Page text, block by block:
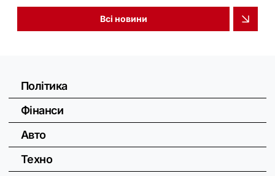
Всі новини
Політика
Фінанси
Авто
Техно